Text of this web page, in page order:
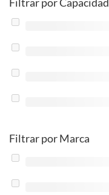
Filtrar por Marca